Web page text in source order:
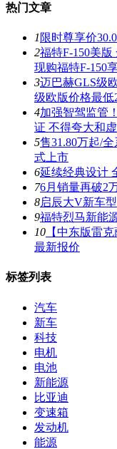
热门文章
1 限时尊享价
2福特F-150美版
现购福特F-150
3迈巴赫GLS级
级欧版价格最低
4加强智驾监管
证 不得夸大和
5售31.80万起/
式上市
6延续经典设计
76月销量再破2
8启辰大V新车
9福特烈马新能
10 【中东版雷
最新报价
标签列表
汽车
新车
科技
电机
电池
新能源
比亚迪
变速箱
发动机
能源